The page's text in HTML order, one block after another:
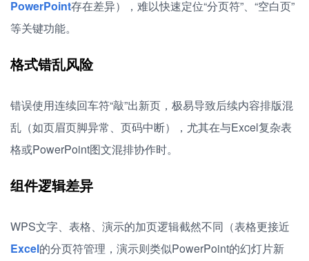
PowerPoint存在差异），难以快速定位“分页符”、“空白页”
等关键功能。
格式错乱风险
错误使用连续回车符“敲”出新页，极易导致后续内容排版混
乱（如页眉页脚异常、页码中断），尤其在与Excel复杂表
格或PowerPoint图文混排协作时。
组件逻辑差异
WPS文字、表格、演示的加页逻辑截然不同（表格更接近
Excel的分页符管理，演示则类似PowerPoint的幻灯片新